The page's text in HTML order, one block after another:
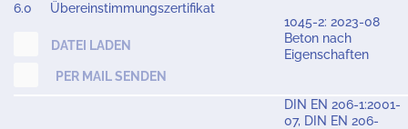
6.0 Übereinstimmungszertifikat
DATEI LADEN
PER MAIL SENDEN
1045-2: 2023-08
Beton nach
Eigenschaften
DIN EN 206-1:2001-
07, DIN EN 206-